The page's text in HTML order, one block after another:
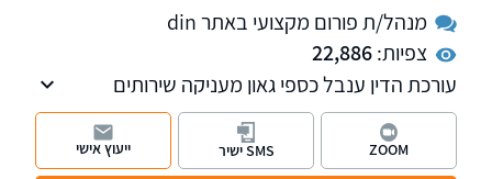
מנהל/ת פורום מקצועי באתר din
צפיות:22,886
עורכת הדין ענבל כספי גאון מעניקה שירותים
ללקוחות בפריסה ארצית. המשרד נותן שירות
מקצועי ללא רבב, לצד יחס פרסונלי ואדיב
ללקוחותיו.
ZOOM SMS ישיר ייעוץ אישי